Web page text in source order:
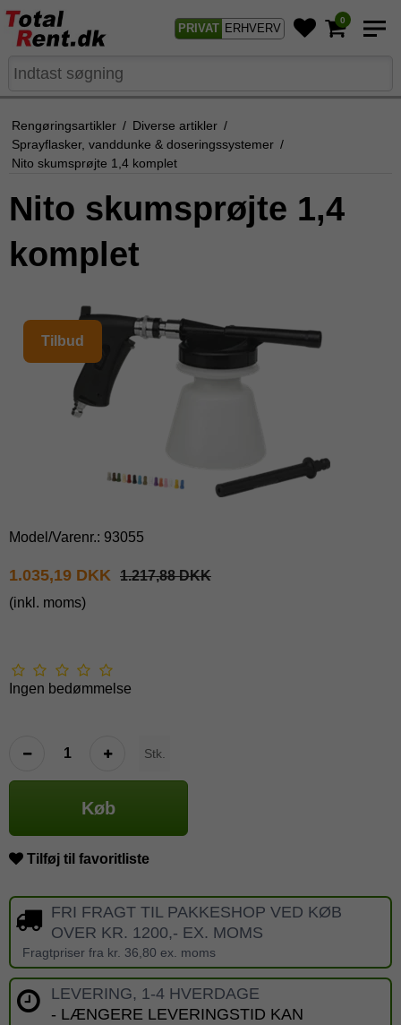
PRIVAT ERHVERV
0
Rengøringsartikler / Diverse artikler /
Sprayflasker, vanddunke & doseringssystemer /
Nito skumsprøjte 1,4 komplet
Nito skumsprøjte 1,4
komplet
Tilbud
Model/Varenr.: 93055
1.035,19 DKK 1.217,88 DKK
(inkl. moms)
Ingen bedømmelse
Stk.
Køb
Tilføj til favoritliste
FRI FRAGT TIL PAKKESHOP VED KØB
OVER KR. 1200,- EX. MOMS
Fragtpriser fra kr. 36,80 ex. moms
LEVERING, 1-4 HVERDAGE
- LÆNGERE LEVERINGSTID KAN